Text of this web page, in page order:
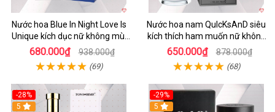
Nước hoa Blue In Night Love Is
Unique kích dục nữ không mùi
đỉnh cao
680.000₫ 938.000₫
(69)
Nước hoa nam QuIcKsAnD siêu
kích thích ham muốn nữ không
mùi
650.000₫ 878.000₫
(68)
-28%
5
-29%
5